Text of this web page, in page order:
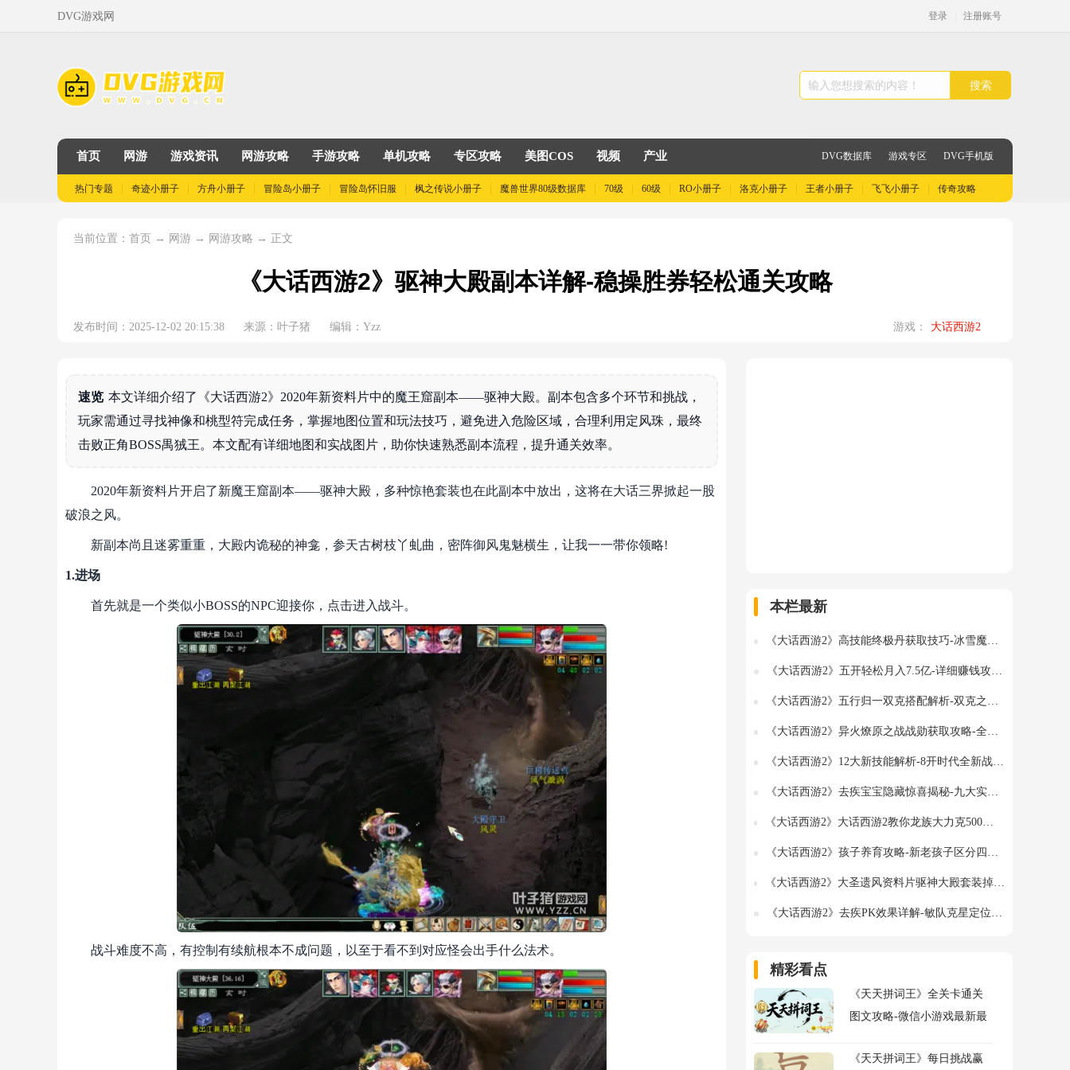
DVG游戏网 登录 注册账号
搜索
首页 网游 游戏资讯 网游攻略 手游攻略 单机攻略 专区攻略 美图COS 视频 产业 DVG数据库 游戏专区 DVG手机版
热门专题 奇迹小册子 方舟小册子 冒险岛小册子 冒险岛怀旧服 枫之传说小册子 魔兽世界80级数据库 70级 60级 RO小册子 洛克小册子 王者小册子 飞飞小册子 传奇攻略
当前位置： 首页 → 网游 → 网游攻略 → 正文
《大话西游2》驱神大殿副本详解-稳操胜券轻松通关攻略
发布时间：2025-12-02 20:15:38 来源：叶子猪 编辑：Yzz 游戏： 大话西游2
速览 本文详细介绍了《大话西游2》2020年新资料片中的魔王窟副本——驱神大殿。副本包含多个环节和挑战，
玩家需通过寻找神像和桃型符完成任务，掌握地图位置和玩法技巧，避免进入危险区域，合理利用定风珠，最终
击败正角BOSS禺狨王。本文配有详细地图和实战图片，助你快速熟悉副本流程，提升通关效率。
2020年新资料片开启了新魔王窟副本——驱神大殿，多种惊艳套装也在此副本中放出，这将在大话三界掀起一股
破浪之风。
新副本尚且迷雾重重，大殿内诡秘的神龛，参天古树枝丫虬曲，密阵御风鬼魅横生，让我一一带你领略!
1.进场
首先就是一个类似小BOSS的NPC迎接你，点击进入战斗。
战斗难度不高，有控制有续航根本不成问题，以至于看不到对应怪会出手什么法术。
本栏最新
《大话西游2》高技能终极丹获取技巧-冰雪魔技能价值解析
《大话西游2》五开轻松月入7.5亿-详细赚钱攻略分享
《大话西游2》五行归一双克搭配解析-双克之路有多远？
《大话西游2》异火燎原之战战勋获取攻略-全面玩法解析
《大话西游2》12大新技能解析-8开时代全新战斗体系详解
《大话西游2》去疾宝宝隐藏惊喜揭秘-九大实用发现分享
《大话西游2》大话西游2教你龙族大力克500满属性装备怎么搭-要点汇总
《大话西游2》孩子养育攻略-新老孩子区分四大方法详解
《大话西游2》大圣遗风资料片驱神大殿套装掉落详解-全面解析驱神大殿装备
《大话西游2》去疾PK效果详解-敏队克星定位分析
精彩看点
《天天拼词王》全关卡通关
图文攻略-微信小游戏最新最
《天天拼词王》每日挑战赢